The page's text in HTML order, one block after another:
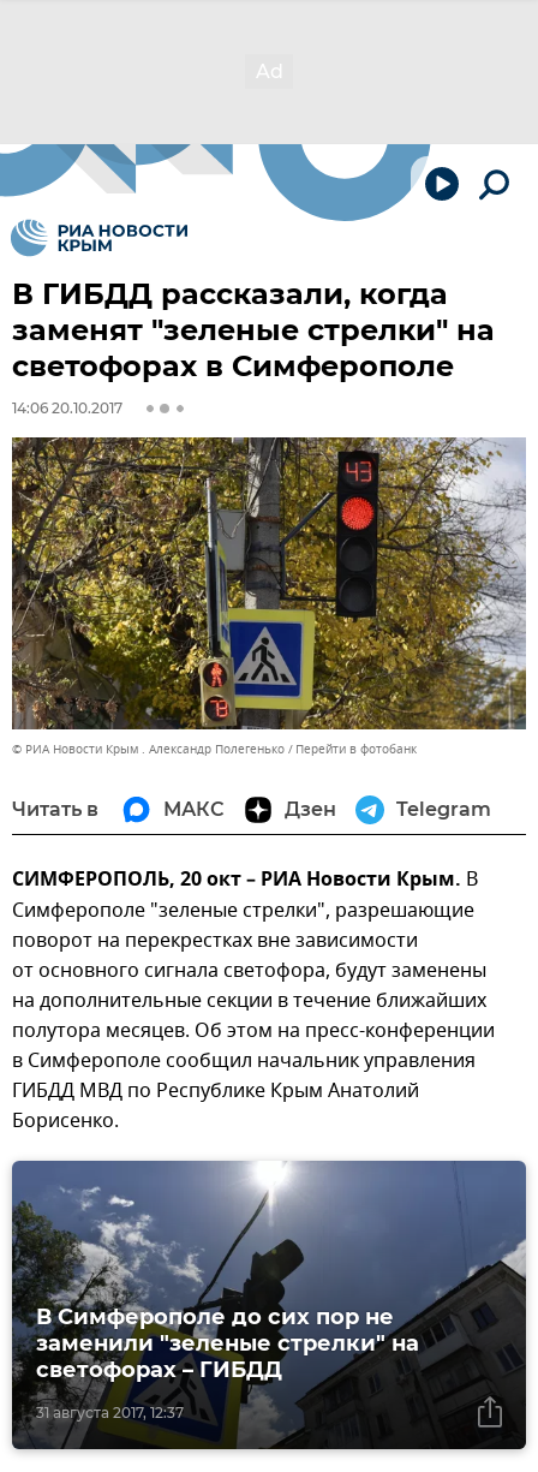
В ГИБДД рассказали, когда
заменят "зеленые стрелки" на
светофорах в Симферополе
14:06 20.10.2017
© РИА Новости Крым . Александр Полегенько Перейти в фотобанк
Читать в МАКС Дзен Telegram
СИМФЕРОПОЛЬ, 20 окт – РИА Новости Крым. В
Симферополе "зеленые стрелки", разрешающие
поворот на перекрестках вне зависимости
от основного сигнала светофора, будут заменены
на дополнительные секции в течение ближайших
полутора месяцев. Об этом на пресс-конференции
в Симферополе сообщил начальник управления
ГИБДД МВД по Республике Крым Анатолий
Борисенко.
31 августа 2017, 12:37
В Симферополе до сих пор не
заменили "зеленые стрелки" на
светофорах – ГИБДД